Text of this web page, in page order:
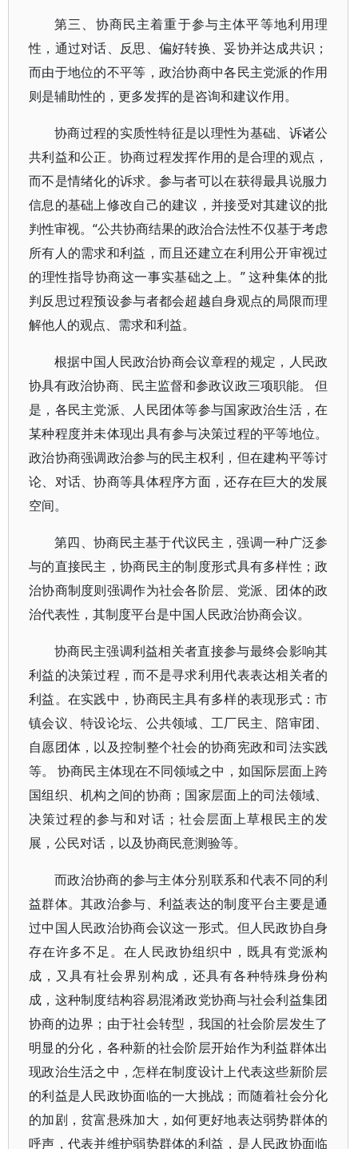
第三、协商民主着重于参与主体平等地利用理
性，通过对话、反思、偏好转换、妥协并达成共识；
而由于地位的不平等，政治协商中各民主党派的作用
则是辅助性的，更多发挥的是咨询和建议作用。
协商过程的实质性特征是以理性为基础、诉诸公
共利益和公正。协商过程发挥作用的是合理的观点，
而不是情绪化的诉求。参与者可以在获得最具说服力
信息的基础上修改自己的建议，并接受对其建议的批
判性审视。“公共协商结果的政治合法性不仅基于考虑
所有人的需求和利益，而且还建立在利用公开审视过
的理性指导协商这一事实基础之上。” 这种集体的批
判反思过程预设参与者都会超越自身观点的局限而理
解他人的观点、需求和利益。
根据中国人民政治协商会议章程的规定，人民政
协具有政治协商、民主监督和参政议政三项职能。 但
是，各民主党派、人民团体等参与国家政治生活，在
某种程度并未体现出具有参与决策过程的平等地位。
政治协商强调政治参与的民主权利，但在建构平等讨
论、对话、协商等具体程序方面，还存在巨大的发展
空间。
第四、协商民主基于代议民主，强调一种广泛参
与的直接民主，协商民主的制度形式具有多样性；政
治协商制度则强调作为社会各阶层、党派、团体的政
治代表性，其制度平台是中国人民政治协商会议。
协商民主强调利益相关者直接参与最终会影响其
利益的决策过程，而不是寻求利用代表表达相关者的
利益。在实践中，协商民主具有多样的表现形式：市
镇会议、特设论坛、公共领域、工厂民主、陪审团、
自愿团体，以及控制整个社会的协商宪政和司法实践
等。 协商民主体现在不同领域之中，如国际层面上跨
国组织、机构之间的协商；国家层面上的司法领域、
决策过程的参与和对话；社会层面上草根民主的发
展，公民对话，以及协商民意测验等。
而政治协商的参与主体分别联系和代表不同的利
益群体。其政治参与、利益表达的制度平台主要是通
过中国人民政治协商会议这一形式。但人民政协自身
存在许多不足。在人民政协组织中，既具有党派构
成，又具有社会界别构成，还具有各种特殊身份构
成，这种制度结构容易混淆政党协商与社会利益集团
协商的边界；由于社会转型，我国的社会阶层发生了
明显的分化，各种新的社会阶层开始作为利益群体出
现政治生活之中，怎样在制度设计上代表这些新阶层
的利益是人民政协面临的一大挑战；而随着社会分化
的加剧，贫富悬殊加大，如何更好地表达弱势群体的
呼声，代表并维护弱势群体的利益，是人民政协面临